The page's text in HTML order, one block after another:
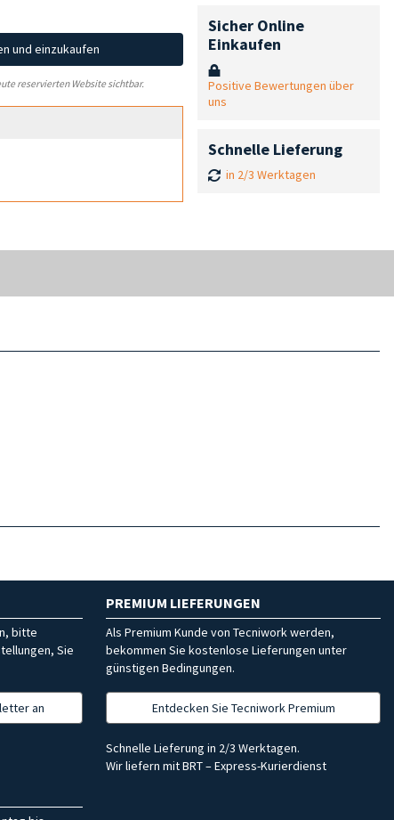
und einzukaufen
reservierten Website sichtbar.
Sicher Online
Einkaufen
Positive Bewertungen über
uns
Schnelle Lieferung
in 2/3 Werktagen
bitte
Sie
an
PREMIUM LIEFERUNGEN
Als Premium Kunde von Tecniwork werden,
bekommen Sie kostenlose Lieferungen unter
günstigen Bedingungen.
Entdecken Sie Tecniwork Premium
Schnelle Lieferung in 2/3 Werktagen.
Wir liefern mit BRT – Express-Kurierdienst